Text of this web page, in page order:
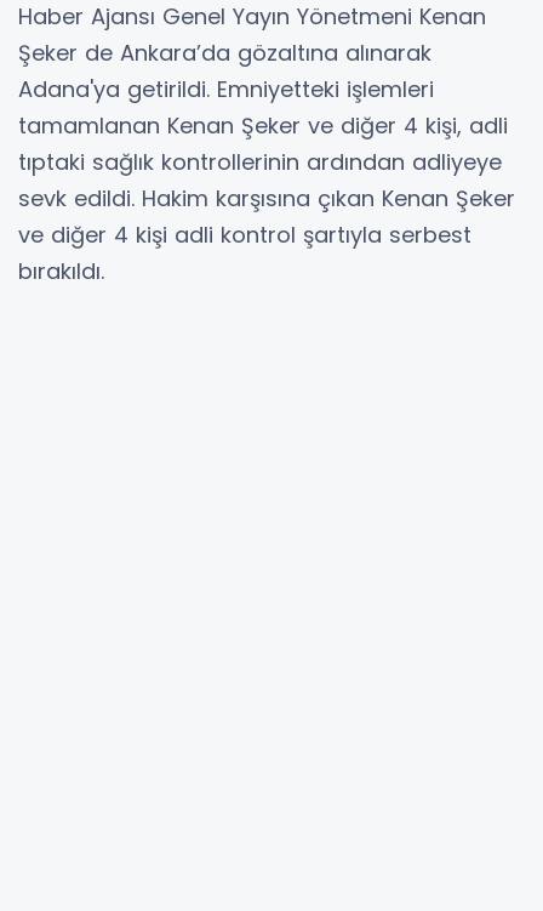
Haber Ajansı Genel Yayın Yönetmeni Kenan
Şeker de Ankara’da gözaltına alınarak
Adana'ya getirildi. Emniyetteki işlemleri
tamamlanan Kenan Şeker ve diğer 4 kişi, adli
tıptaki sağlık kontrollerinin ardından adliyeye
sevk edildi. Hakim karşısına çıkan Kenan Şeker
ve diğer 4 kişi adli kontrol şartıyla serbest
bırakıldı.